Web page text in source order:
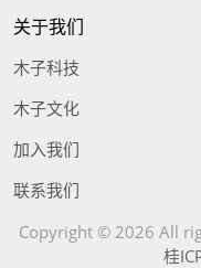
关于我们
木子科技
木子文化
加入我们
联系我们
Copyright © 2026 All
桂